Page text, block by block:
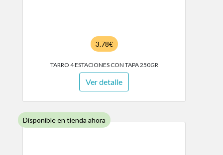
3.78€
TARRO 4 ESTACIONES CON TAPA 250GR
Ver detalle
Disponible en tienda ahora